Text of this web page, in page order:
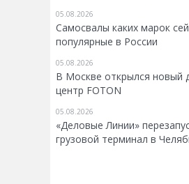
05.08.2026
Самосвалы каких марок
популярные в России
05.08.2026
В Москве открылся новый
центр FOTON
05.08.2026
«Деловые Линии»
грузовой терминал в